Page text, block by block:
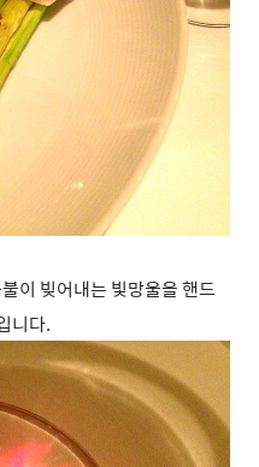
이 빚어내는 빛망울을 핸드
니다.